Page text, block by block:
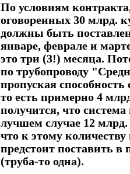
По условиям
оговоренных 30 млрд.
должны быть
январе, феврале и
это три (3!) месяца.
по трубопроводу
пропуская
то есть примерно 4
получится, что
лучшем случае 12
что к этому
предстоит поставить
(труба-то одна).